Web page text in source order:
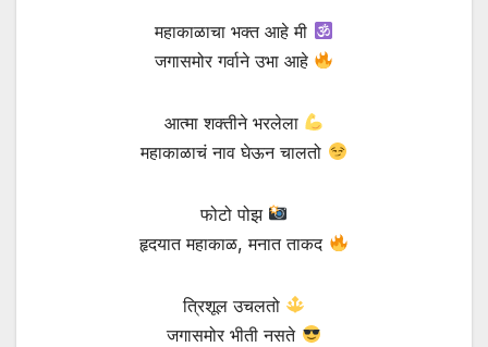
महाकाळाचा भक्त आहे मी
जगासमोर गर्वाने उभा आहे
आत्मा शक्तीने भरलेला
महाकाळाचं नाव घेऊन चालतो
फोटो पोझ
हृदयात महाकाळ, मनात ताकद
त्रिशूल उचलतो
जगासमोर भीती नसते